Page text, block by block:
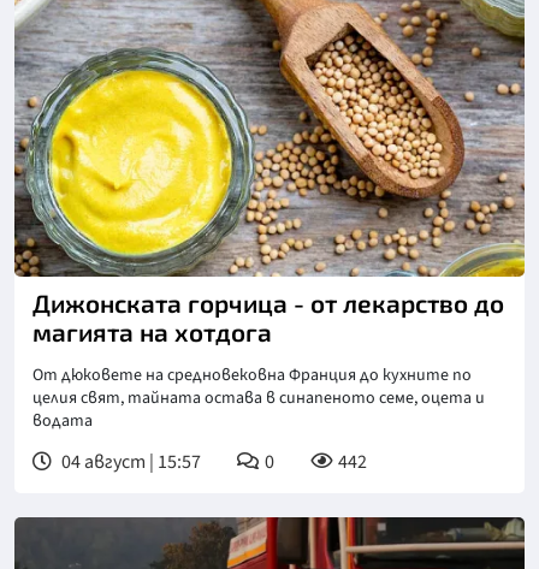
Снимка: goggle
Дижонската горчица - от лекарство до
магията на хотдога
От дюковете на средновековна Франция до кухните по
целия свят, тайната остава в синапеното семе, оцета и
водата
04 август | 15:57 0 442